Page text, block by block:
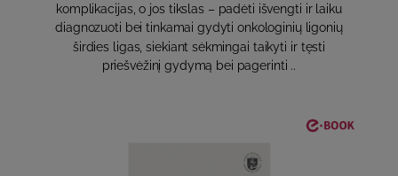
komplikacijas, o jos tikslas – padėti išvengti ir laiku
diagnozuoti bei tinkamai gydyti onkologinių ligonių
širdies ligas, siekiant sėkmingai taikyti ir tęsti
priešvėžinį gydymą bei pagerinti ..